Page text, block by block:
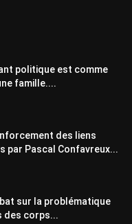
politique est comme
famille....
des liens
par Pascal Confavreux...
sur la problématique
des corps...